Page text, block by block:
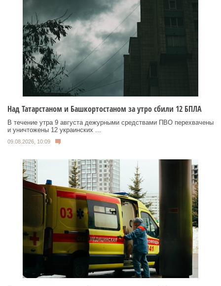
Над Татарстаном и Башкортостаном за утро сбили 12 БПЛА
В течение утра 9 августа дежурными средствами ПВО перехвачены
и уничтожены 12 украинских ...
09.08.2026, 10:09